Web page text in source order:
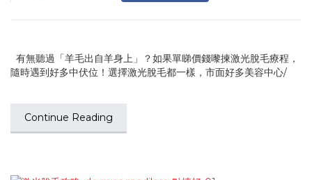
有無聽過「羊毛出自羊身上」？如果單睇價錢嚟揀激光脫毛療程，
隨時遇到好多中伏位！選擇激光脫毛都一樣，市面好多美容中心/
Continue Reading